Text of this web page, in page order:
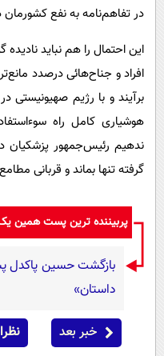
در تفاهم‌نامه به نفع کشورمان
این احتمال را هم نباید
افراد و جناح‌هائی درصدد
برآیند و با رژیم صهیونیستی
هوشیاری کامل راه
ندهیم رئیس‌جمهور پزشکیان
گرفته تنها بماند و قربانی
پربیننده ترین پست همین
داستان»
خبر بعد